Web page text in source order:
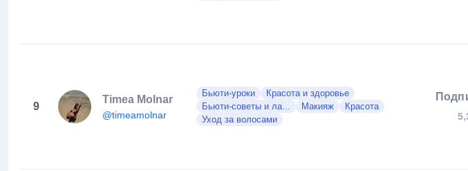
9
Timea Molnar
@timeamolnar
Бьюти-уроки
Красота и здоровье
Бьюти-советы и ла...
Макияж
Красота
Уход за волосами